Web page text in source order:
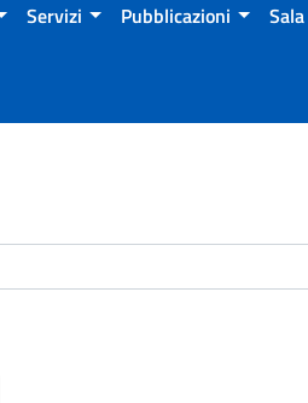
Servizi Pubblicazioni
- Eventi